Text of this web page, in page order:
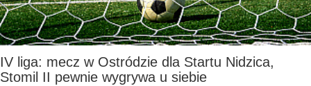
IV liga: mecz w Ostródzie dla Startu Nidzica,
Stomil II pewnie wygrywa u siebie